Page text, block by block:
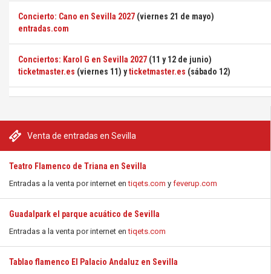
Venta de entradas en Sevilla
Teatro Flamenco de Triana en Sevilla
Entradas a la venta por internet entiqets.com y feverup.com
Guadalpark el parque acuático de Sevilla
Entradas a la venta por internet entiqets.com
Tablao flamenco El Palacio Andaluz en Sevilla
Concierto: Cano en Sevilla 2027 (viernes 21 de mayo)
entradas.com
Conciertos: Karol G en Sevilla 2027 (11 y 12 de junio)
ticketmaster.es (viernes 11) yticketmaster.es (sábado 12)